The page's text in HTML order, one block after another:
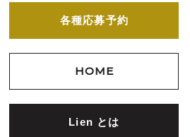
各種応募予約
HOME
Lien とは